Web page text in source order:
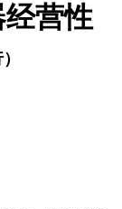
营性